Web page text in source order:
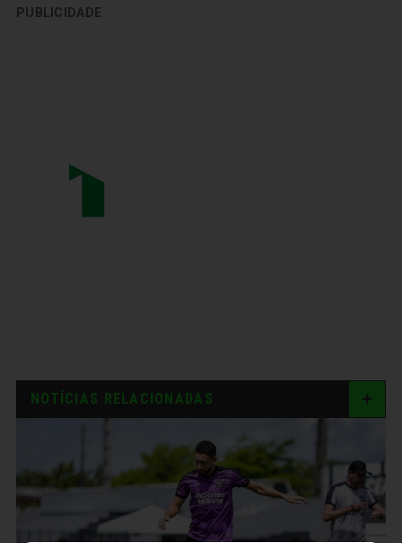
PUBLICIDADE
NOTÍCIAS RELACIONADAS